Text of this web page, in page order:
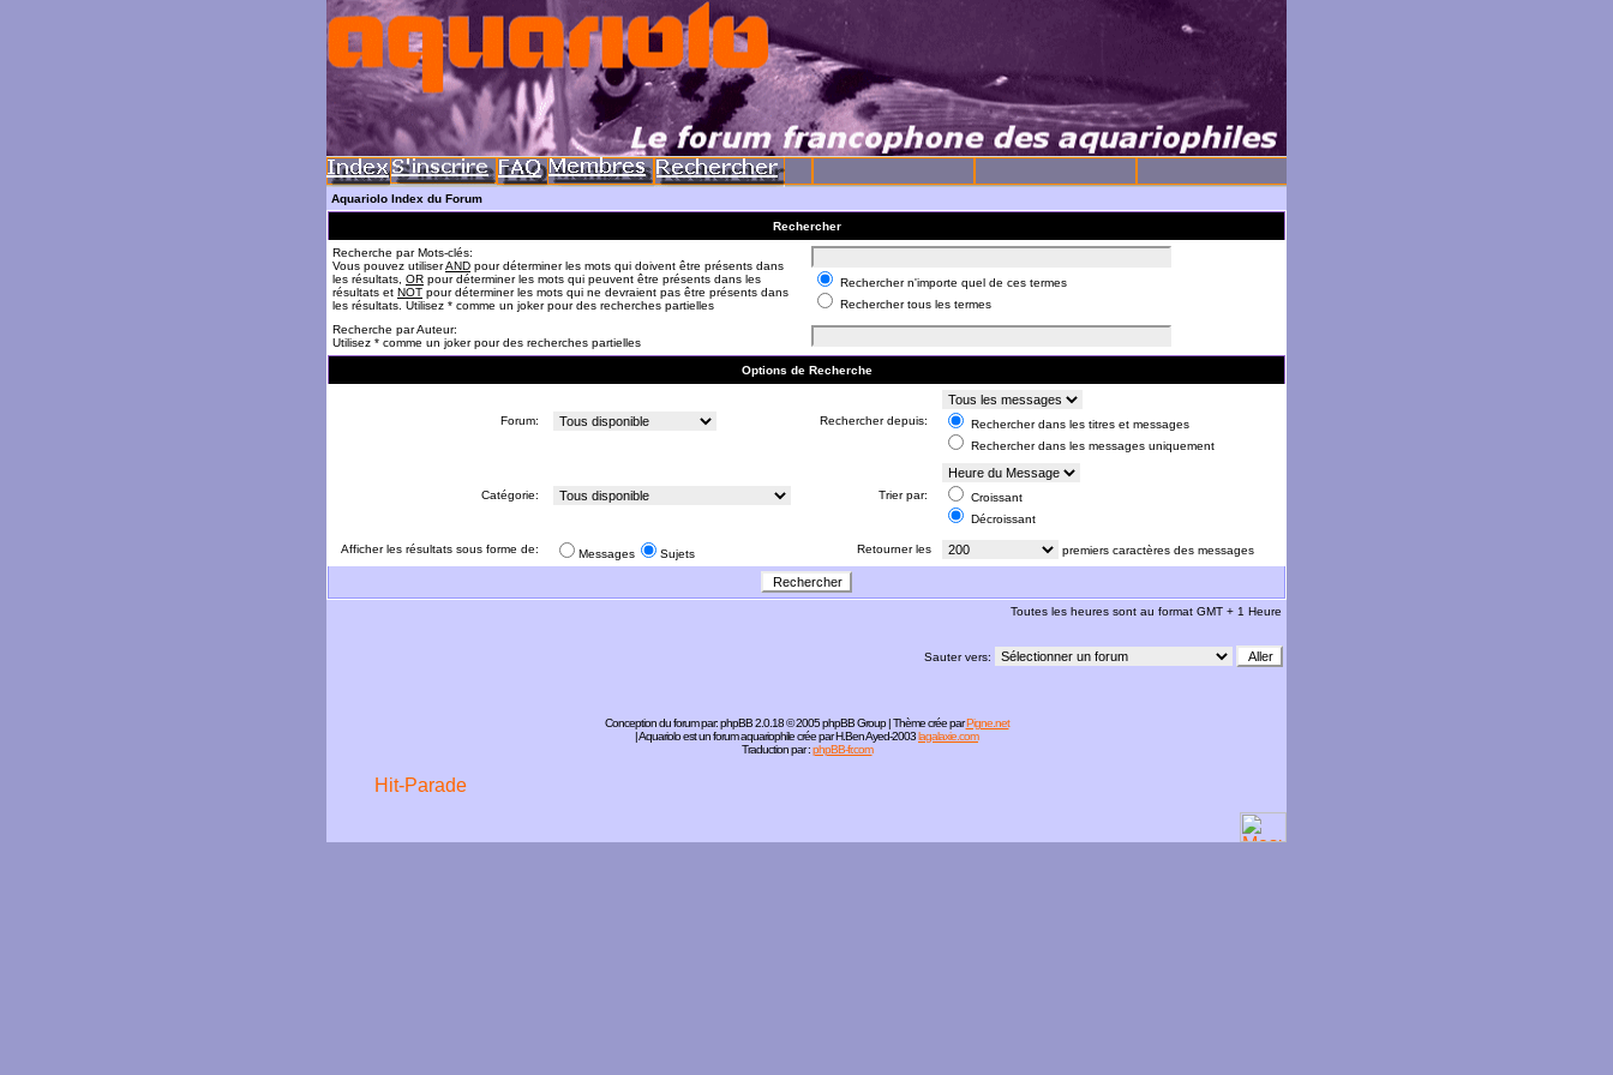
Aquariolo Index du Forum
Rechercher
Recherche par Mots-clés:
Vous pouvez utiliserAND pour déterminer les mots qui doivent être présents dans
les résultats, OR pour déterminer les mots qui peuvent être présents dans les
résultats et NOT pour déterminer les mots qui ne devraient pas être présents dans
les résultats. Utilisez * comme un joker pour des recherches partielles
Rechercher n'importe quel de ces termes
Rechercher tous les termes
Recherche par Auteur:
Utilisez * comme un joker pour des recherches partielles
Options de Recherche
Forum: Rechercher depuis:
Rechercher dans les titres et messages
Rechercher dans les messages uniquement
Catégorie: Trier par:
Croissant
Décroissant
Afficher les résultats sous forme de: Messages Sujets Retourner les premiers caractères des messages
Toutes les heures sont au format GMT + 1 Heure
Sauter vers:
Conception du forum par:phpBB2.0.18 © 2005 phpBB Group | Thème crée parPigne.net
| Aquariolo est un forum aquariophile crée par H.Ben Ayed-2003lagalaxie.com
Traduction par :phpBB-fr.com